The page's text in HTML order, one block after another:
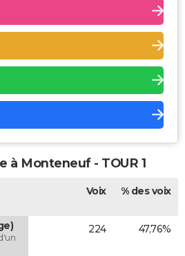
à Monteneuf - TOUR 1
Voix % des voix
224 47,76%